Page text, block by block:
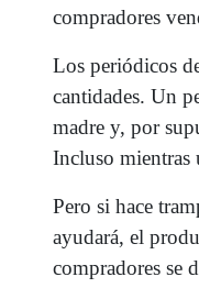
compradores
Los periódicos
cantidades. Un
madre y, por
Incluso mientras
Pero si hace
ayudará, el
compradores se